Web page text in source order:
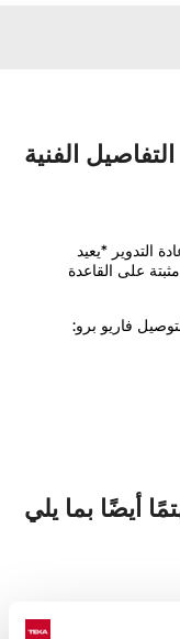
التفاصيل الفنية
التدوير *يعيد
على القاعدة
فاريو برو:
أيضًا بما يلي